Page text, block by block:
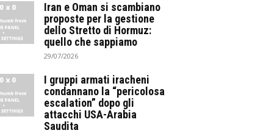
Iran e Oman si scambiano
proposte per la gestione
dello Stretto di Hormuz:
quello che sappiamo
29/07/2026
I gruppi armati iracheni
condannano la “pericolosa
escalation” dopo gli
attacchi USA-Arabia
Saudita